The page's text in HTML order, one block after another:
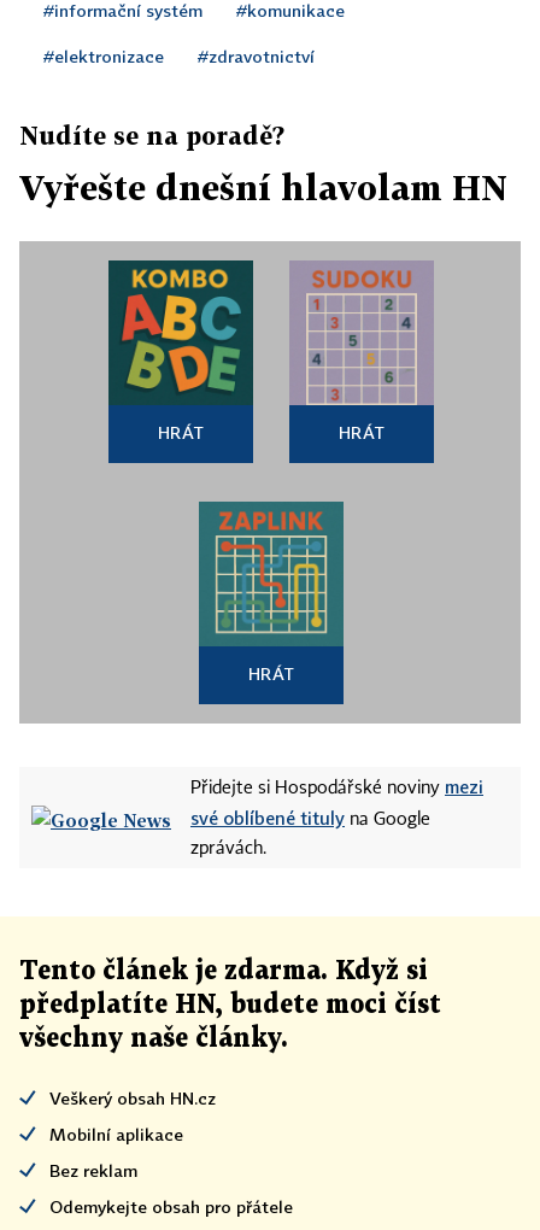
#informační systém #komunikace
#elektronizace #zdravotnictví
Nudíte se na poradě?
Vyřešte dnešní hlavolam HN
HRÁT HRÁT
HRÁT
Přidejte si Hospodářské noviny mezi
své oblíbené tituly na Google
zprávách.
Tento článek je zdarma. Když si
předplatíte HN, budete moci číst
všechny naše články.
Veškerý obsah HN.cz
Mobilní aplikace
Bez reklam
Odemykejte obsah pro přátele